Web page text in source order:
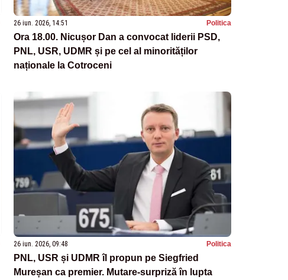
26 iun. 2026, 14:51 Politica
Ora 18.00. Nicușor Dan a convocat liderii PSD,
PNL, USR, UDMR și pe cel al minorităților
naționale la Cotroceni
26 iun. 2026, 09:48 Politica
PNL, USR și UDMR îl propun pe Siegfried
Mureșan ca premier. Mutare-surpriză în lupta